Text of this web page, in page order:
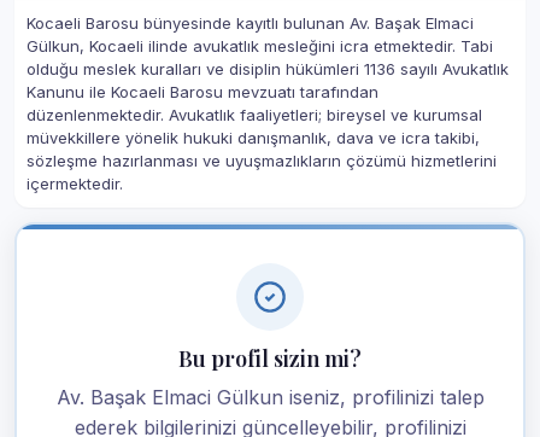
Kocaeli Barosu bünyesinde kayıtlı bulunan Av. Başak Elmaci
Gülkun, Kocaeli ilinde avukatlık mesleğini icra etmektedir. Tabi
olduğu meslek kuralları ve disiplin hükümleri 1136 sayılı Avukatlık
Kanunu ile Kocaeli Barosu mevzuatı tarafından
düzenlenmektedir. Avukatlık faaliyetleri; bireysel ve kurumsal
müvekkillere yönelik hukuki danışmanlık, dava ve icra takibi,
sözleşme hazırlanması ve uyuşmazlıkların çözümü hizmetlerini
içermektedir.
Bu profil sizin mi?
Av. Başak Elmaci Gülkun iseniz, profilinizi talep
ederek bilgilerinizi güncelleyebilir, profilinizi